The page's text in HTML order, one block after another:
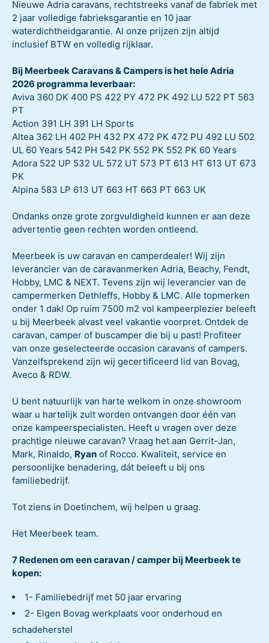
Nieuwe Adria caravans, rechtstreeks vanaf de fabriek met
2 jaar volledige fabrieksgarantie en 10 jaar
waterdichtheidgarantie. Al onze prijzen zijn altijd
inclusief BTW en volledig rijklaar.
Bij Meerbeek Caravans & Campers is het hele Adria
2026 programma leverbaar:
Aviva 360 DK 400 PS 422 PY 472 PK 492 LU 522 PT 563
PT
Action 391 LH 391 LH Sports
Altea 362 LH 402 PH 432 PX 472 PK 472 PU 492 LU 502
UL 60 Years 542 PH 542 PK 552 PK 552 PK 60 Years
Adora 522 UP 532 UL 572 UT 573 PT 613 HT 613 UT 673
PK
Alpina 583 LP 613 UT 663 HT 663 PT 663 UK
Ondanks onze grote zorgvuldigheid kunnen er aan deze
advertentie geen rechten worden ontleend.
Meerbeek is uw caravan en camperdealer! Wij zijn
leverancier van de caravanmerken Adria, Beachy, Fendt,
Hobby, LMC & NEXT. Tevens zijn wij leverancier van de
campermerken Dethleffs, Hobby & LMC. Alle topmerken
onder 1 dak! Op ruim 7500 m2 vol kampeerplezier beleeft
u bij Meerbeek alvast veel vakantie voorpret. Ontdek de
caravan, camper of buscamper die bij u past! Profiteer
van onze geselecteerde occasion caravans of campers.
Vanzelfsprekend zijn wij gecertificeerd lid van Bovag,
Aveco & RDW.
U bent natuurlijk van harte welkom in onze showroom
waar u hartelijk zult worden ontvangen door één van
onze kampeerspecialisten. Heeft u vragen over deze
prachtige nieuwe caravan? Vraag het aan Gerrit-Jan,
Mark, Rinaldo, Ryan of Rocco. Kwaliteit, service en
persoonlijke benadering, dát beleeft u bij ons
familiebedrijf.
Tot ziens in Doetinchem, wij helpen u graag.
Het Meerbeek team.
7 Redenen om een caravan / camper bij Meerbeek te
kopen:
1- Familiebedrijf met 50 jaar ervaring
2- Eigen Bovag werkplaats voor onderhoud en
schadeherstel